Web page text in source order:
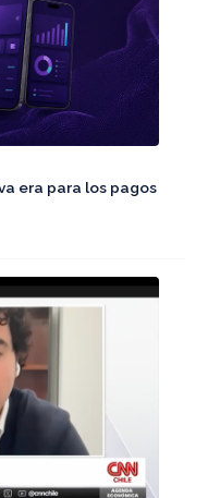
era para los pagos